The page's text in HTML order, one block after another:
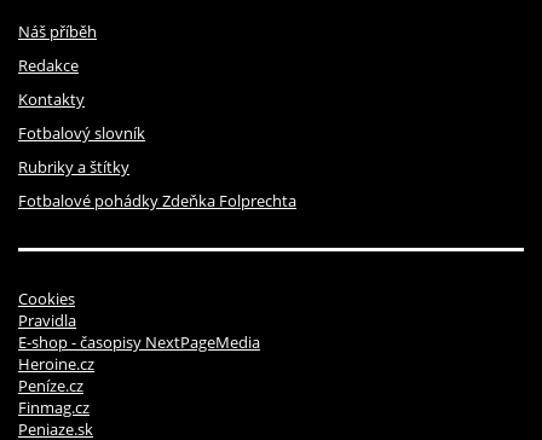
Náš příběh
Redakce
Kontakty
Fotbalový slovník
Rubriky a štítky
Fotbalové pohádky Zdeňka Folprechta
Cookies
Pravidla
E-shop - časopisy NextPageMedia
Heroine.cz
Peníze.cz
Finmag.cz
Peniaze.sk